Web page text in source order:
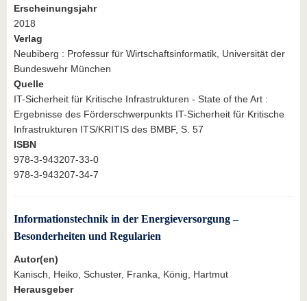
Erscheinungsjahr
2018
Verlag
Neubiberg : Professur für Wirtschaftsinformatik, Universität der
Bundeswehr München
Quelle
IT-Sicherheit für Kritische Infrastrukturen - State of the Art :
Ergebnisse des Förderschwerpunkts IT-Sicherheit für Kritische
Infrastrukturen ITS/KRITIS des BMBF, S. 57
ISBN
978-3-943207-33-0
978-3-943207-34-7
Informationstechnik in der Energieversorgung –
Besonderheiten und Regularien
Autor(en)
Kanisch, Heiko, Schuster, Franka, König, Hartmut
Herausgeber